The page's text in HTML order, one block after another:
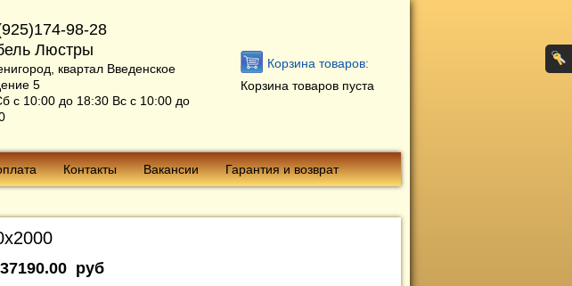
98-28
Люстры
квартал Введенское
5
с 10:00 до 18:30 Вс с 10:00 до
Корзина товаров:
Корзина товаров пуста
Контакты Вакансии Гарантия и возврат
37190.00 руб